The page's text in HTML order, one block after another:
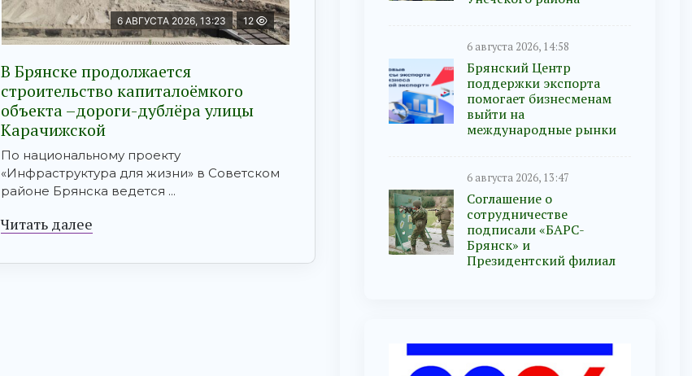
6 АВГУСТА 2026, 13:23 12
В Брянске продолжается
строительство капиталоёмкого
объекта –дороги-дублёра улицы
Карачижской
По национальному проекту
«Инфраструктура для жизни» в Советском
районе Брянска ведется ...
Читать далее
6 августа 2026, 14:58
Брянский Центр
поддержки экспорта
помогает бизнесменам
выйти на
международные рынки
6 августа 2026, 13:47
Соглашение о
сотрудничестве
подписали «БАРС-
Брянск» и
Президентский филиал